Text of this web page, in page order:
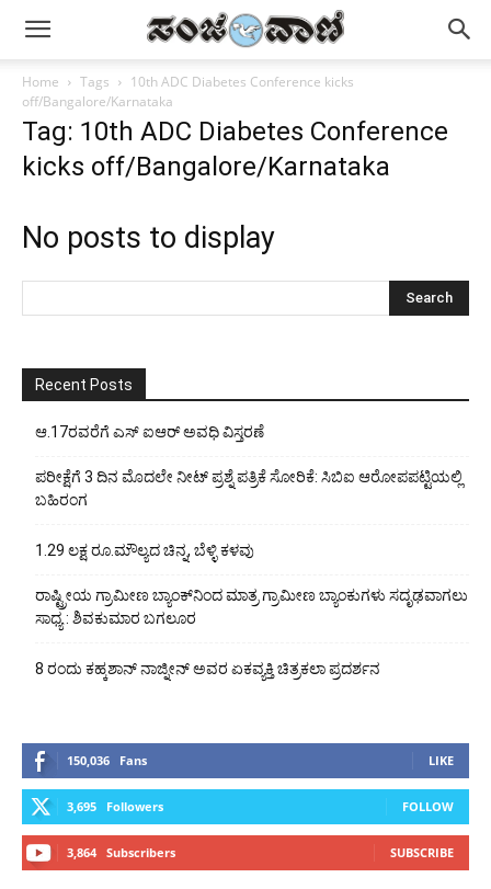
Home Tags
10th ADC Diabetes Conference kicks
off/Bangalore/Karnataka
Tag: 10th ADC Diabetes Conference
kicks off/Bangalore/Karnataka
No posts to display
Recent Posts
ಆ.17ರವರೆಗೆ ಎಸ್ ಐಆರ್ ಅವಧಿ ವಿಸ್ತರಣೆ
ಪರೀಕ್ಷೆಗೆ 3 ದಿನ ಮೊದಲೇ ನೀಟ್ ಪ್ರಶ್ನೆ ಪತ್ರಿಕೆ ಸೋರಿಕೆ: ಸಿಬಿಐ ಆರೋಪಪಟ್ಟಿಯಲ್ಲಿ
ಬಹಿರಂಗ
1.29 ಲಕ್ಷ ರೂ.ಮೌಲ್ಯದ ಚಿನ್ನ, ಬೆಳ್ಳಿ ಕಳವು
ರಾಷ್ಟ್ರೀಯ ಗ್ರಾಮೀಣ ಬ್ಯಾಂಕ್‍ನಿಂದ ಮಾತ್ರ ಗ್ರಾಮೀಣ ಬ್ಯಾಂಕುಗಳು ಸದೃಢವಾಗಲು
ಸಾಧ್ಯ : ಶಿವಕುಮಾರ ಬಗಲೂರ
8 ರಂದು ಕಹ್ಕಶಾನ್ ನಾಜ್ನೀನ್ ಅವರ ಏಕವ್ಯಕ್ತಿ ಚಿತ್ರಕಲಾ ಪ್ರದರ್ಶನ
150,036 Fans LIKE
3,695 Followers FOLLOW
3,864 Subscribers SUBSCRIBE